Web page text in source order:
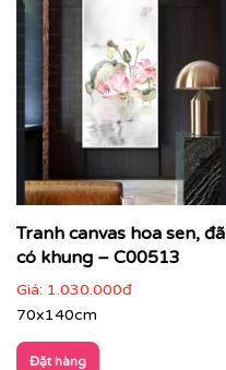
Tranh canvas hoa sen, đã
có khung – C00513
Giá: 1.030.000đ
70x140cm
Đặt hàng